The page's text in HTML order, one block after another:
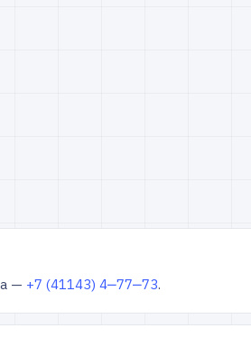
— +7 (41143) 4‒77‒73.